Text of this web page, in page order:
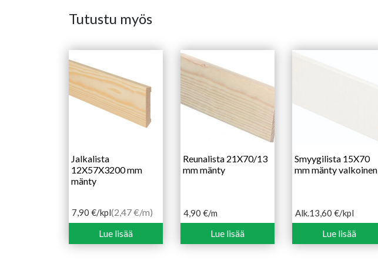
Tutustu myös
Jalkalista
12X57X3200 mm
mänty
7,90 €/kpl(2,47 €/m)
Lue lisää
Reunalista 21X70/13
mm mänty
4,90 €/m
Lue lisää
Smyygilista 15X70
mm mänty valkoinen
Alk. 13,60 €
Hintaluokka:
13,60 €
-
/kpl
Lue lisää